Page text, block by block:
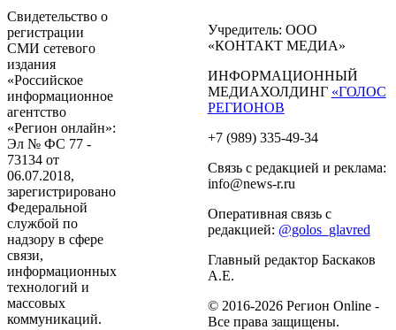
Свидетельство о
регистрации
СМИ сетевого
издания
«Российское
информационное
агентство
«Регион онлайн»:
Эл № ФС 77 -
73134 от
06.07.2018,
зарегистрировано
Федеральной
службой по
надзору в сфере
связи,
информационных
технологий и
массовых
коммуникаций.
Учредитель: ООО
«КОНТАКТ МЕДИА»
ИНФОРМАЦИОННЫЙ
МЕДИАХОЛДИНГ «ГОЛОС
РЕГИОНОВ
+7 (989) 335-49-34
Связь с редакцией и реклама:
info@news-r.ru
Оперативная связь с
редакцией: @golos_glavred
Главный редактор Баскаков
А.Е.
© 2016-2026 Регион Online -
Все права защищены.